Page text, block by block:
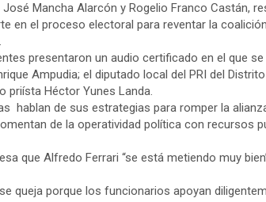
Mancha Alarcón y Rogelio Franco Castán,
en el proceso electoral para reventar la
presentaron un audio certificado en el que
Ampudia; el diputado local del PRI del
priísta Héctor Yunes Landa.
hablan de sus estrategias para romper la
de la operatividad política con recursos
que Alfredo Ferrari “se está metiendo muy
queja porque los funcionarios apoyan